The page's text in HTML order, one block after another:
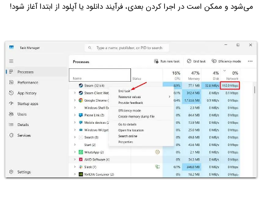
می‌شود و ممکن است در اجرا کردن بعدی، فرآیند دانلود یا آپلود از ابتدا آغاز شود!